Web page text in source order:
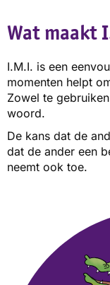
Wat maakt
I.M.I. is een
momenten helpt
Zowel te
woord.
De kans dat de
dat de ander een
neemt ook toe.